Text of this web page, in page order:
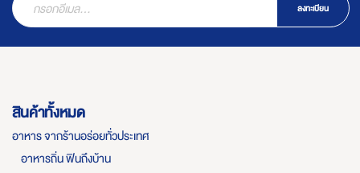
ลงทะเบียน
สินค้าทั้งหมด
อาหาร จากร้านอร่อยทั่วประเทศ
อาหารถิ่น ฟินถึงบ้าน